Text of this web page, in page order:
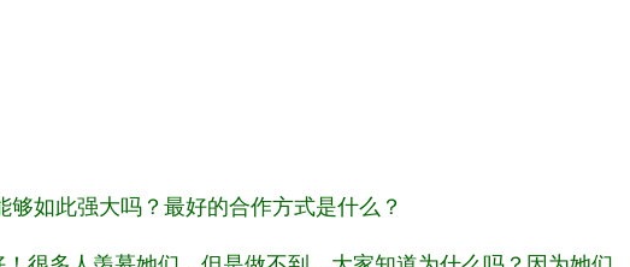
如此强大吗？最好的合作方式是什么？